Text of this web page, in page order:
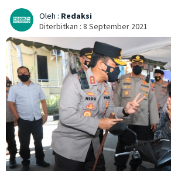
Oleh : Redaksi
Diterbitkan : 8 September 2021